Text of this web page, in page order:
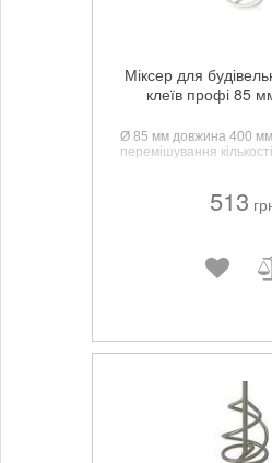
Міксер для
клеїв профі 85
Ø 85 мм довжина 400 мм
перемішування
513